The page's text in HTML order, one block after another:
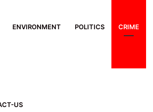
ENVIRONMENT POLITICS CRIME
US